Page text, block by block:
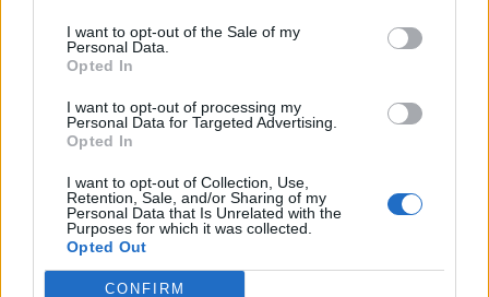
I want to opt-out of the Sale of my
Personal Data.
Opted In
I want to opt-out of processing my
Personal Data for Targeted Advertising.
Opted In
I want to opt-out of Collection, Use,
Retention, Sale, and/or Sharing of my
Personal Data that Is Unrelated with the
Purposes for which it was collected.
Opted Out
CONFIRM
Mesaje: 422Aprecieri primite: 5.345 Puncte trofeu: 450
Supervizor forum , Feminin, 64, <
Mesaje: 1.184Aprecieri primite: 16.724 Puncte trofeu: 1.350
Conte forum
Mesaje: 1.089 Aprecieri primite: 11.881 Puncte trofeu: 1.150
dadan
Oracol omniscient
Mesaje:
4.383Aprecieri primite: